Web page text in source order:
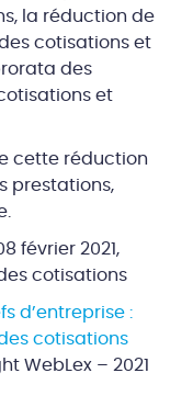
la réduction de
cotisations et
des
et
cette réduction
prestations,
février 2021,
cotisations
d’entreprise :
cotisations
WebLex – 2021